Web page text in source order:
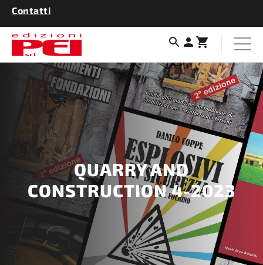
Contatti
QUARRY AND
CONSTRUCTION 4-2023